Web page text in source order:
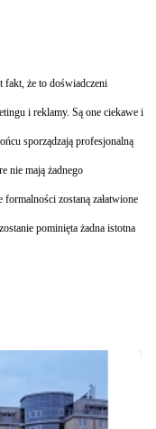
fakt, że to doświadczeni
i reklamy. Są one ciekawe i
sporządzają profesjonalną
nie mają żadnego
zostaną załatwione
pominięta żadna istotna